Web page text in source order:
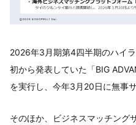
2026年3月期第4四半期のハイ
初から発表していた「BIG
を実行し、今年3月20日に無事
そのほか、ビジネスマッチング